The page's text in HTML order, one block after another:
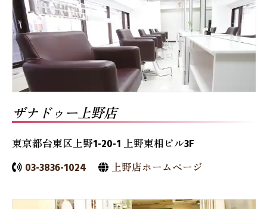
ザナドゥー上野店
東京都台東区上野1-20-1 上野東相ビル3F
03-3836-1024
上野店ホームページ